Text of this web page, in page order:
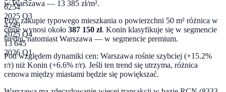
6254
2025 Q3
4249
2025 Q4
13 645
2026 Q1
wWarszawa — 13 385 zł/m².
Przy zakupie typowego mieszkania o powierzchni 50 m² różnica w
cenie wynosi około 387 150 zł. Konin klasyfikuje się w segmencie
średni, natomiast Warszawa — w segmencie premium.
Pod względem dynamiki cen: Warszawa rośnie szybciej (+15.2%
r/r) niż Konin (+6.6% r/r). Jeśli ten trend się utrzyma, różnica
cenowa między miastami będzie się powiększać.